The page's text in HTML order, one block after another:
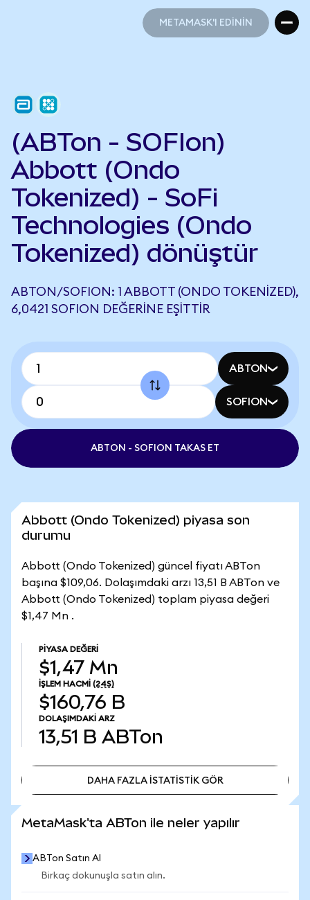
METAMASK'I EDİNİN
(ABTon - SOFIon)
Abbott (Ondo
Tokenized) - SoFi
Technologies (Ondo
Tokenized) dönüştür
ABTON/SOFION: 1 ABBOTT (ONDO TOKENIZED),
6,0421 SOFION DEĞERINE EŞITTIR
ABTON
SOFION
ABTON - SOFION TAKAS ET
Abbott (Ondo Tokenized) piyasa son
durumu
Abbott (Ondo Tokenized) güncel fiyatı ABTon
başına $109,06. Dolaşımdaki arzı 13,51 B ABTon ve
Abbott (Ondo Tokenized) toplam piyasa değeri
$1,47 Mn .
PIYASA DEĞERI
$1,47 Mn
İŞLEM HACMI (24S)
$160,76 B
DOLAŞIMDAKI ARZ
13,51 B ABTon
DAHA FAZLA İSTATİSTİK GÖR
MetaMask'ta ABTon ile neler yapılır
ABTon Satın Al
Birkaç dokunuşla satın alın.